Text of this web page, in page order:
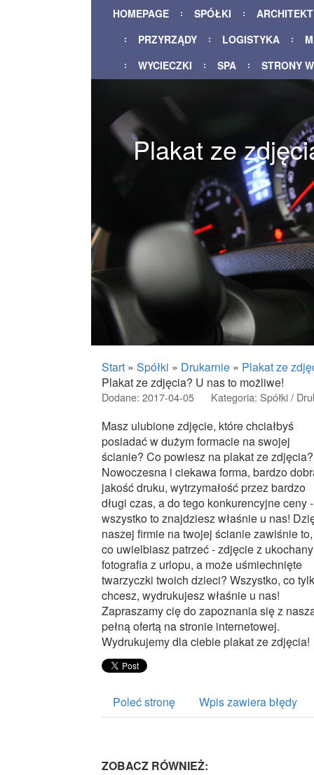
HOMEPAGE SPÓŁKI
PRZYRZĄDY
LOGISTYKA
WYCIECZKI
SPA STRONY
Plakat ze
Start » Spółki » Drukarnie » Plakat ze
Plakat ze zdjęcia? U nas to możliwe!
Dodane: 2017-04-05 Kategoria: Spółki /
Masz ulubione zdjęcie, które chciałbyś
posiadać w dużym formacie na swojej
ścianie? Co powiesz na plakat ze zdjęcia?
Nowoczesna i ciekawa forma, bardzo
jakość druku, wytrzymałość przez bardzo
długi czas, a do tego konkurencyjne ceny -
wszystko to znajdziesz właśnie u nas!
naszej firmie na twojej ścianie zawiśnie
co uwielbiasz patrzeć - zdjęcie z
fotografia z urlopu, a może uśmiechnięte
twarzyczki twoich dzieci? Wszystko, co
chcesz, wydrukujesz właśnie u nas!
Zapraszamy cię do zapoznania się z
pełną ofertą na stronie internetowej.
Wydrukujemy dla ciebie plakat ze zdjęcia!
Poleć stronę Wpis zawiera błędy
ZOBACZ RÓWNIEŻ: